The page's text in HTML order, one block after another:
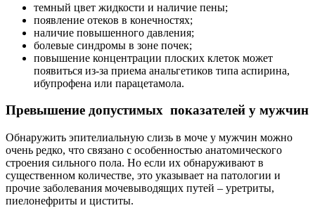
темный цвет жидкости и наличие пены;
появление отеков в конечностях;
наличие повышенного давления;
болевые синдромы в зоне почек;
повышение концентрации плоских клеток может
появиться из-за приема анальгетиков типа аспирина,
ибупрофена или парацетамола.
Превышение допустимых показателей у мужчин
Обнаружить эпителиальную слизь в моче у мужчин можно
очень редко, что связано с особенностью анатомического
строения сильного пола. Но если их обнаруживают в
существенном количестве, это указывает на патологии и
прочие заболевания мочевыводящих путей – уретриты,
пиелонефриты и циститы.